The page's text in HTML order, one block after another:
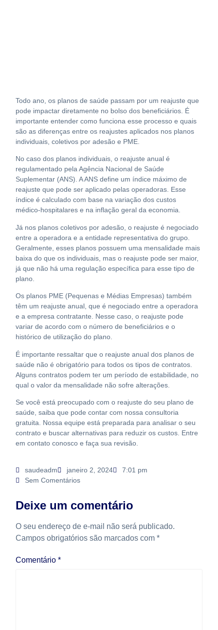
Todo ano, os planos de saúde passam por um reajuste que
pode impactar diretamente no bolso dos beneficiários. É
importante entender como funciona esse processo e quais
são as diferenças entre os reajustes aplicados nos planos
individuais, coletivos por adesão e PME.
No caso dos planos individuais, o reajuste anual é
regulamentado pela Agência Nacional de Saúde
Suplementar (ANS). A ANS define um índice máximo de
reajuste que pode ser aplicado pelas operadoras. Esse
índice é calculado com base na variação dos custos
médico-hospitalares e na inflação geral da economia.
Já nos planos coletivos por adesão, o reajuste é negociado
entre a operadora e a entidade representativa do grupo.
Geralmente, esses planos possuem uma mensalidade mais
baixa do que os individuais, mas o reajuste pode ser maior,
já que não há uma regulação específica para esse tipo de
plano.
Os planos PME (Pequenas e Médias Empresas) também
têm um reajuste anual, que é negociado entre a operadora
e a empresa contratante. Nesse caso, o reajuste pode
variar de acordo com o número de beneficiários e o
histórico de utilização do plano.
É importante ressaltar que o reajuste anual dos planos de
saúde não é obrigatório para todos os tipos de contratos.
Alguns contratos podem ter um período de estabilidade, no
qual o valor da mensalidade não sofre alterações.
Se você está preocupado com o reajuste do seu plano de
saúde, saiba que pode contar com nossa consultoria
gratuita. Nossa equipe está preparada para analisar o seu
contrato e buscar alternativas para reduzir os custos. Entre
em contato conosco e faça sua revisão.
saudeadm janeiro 2, 2024
7:01 pm
Sem Comentários
Deixe um comentário
O seu endereço de e-mail não será publicado.
Campos obrigatórios são marcados com *
Comentário *